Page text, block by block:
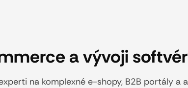
a vývoji
na komplexné e-shopy, B2B portály